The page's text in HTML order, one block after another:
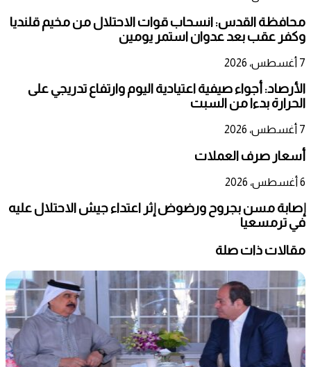
محافظة القدس: انسحاب قوات الاحتلال من مخيم قلنديا
وكفر عقب بعد عدوان استمر يومين
7 أغسطس، 2026
الأرصاد: أجواء صيفية اعتيادية اليوم وارتفاع تدريجي على
الحرارة بدءا من السبت
7 أغسطس، 2026
أسعار صرف العملات
6 أغسطس، 2026
إصابة مسن بجروح ورضوض إثر اعتداء جيش الاحتلال عليه
في ترمسعيا
مقالات ذات صلة